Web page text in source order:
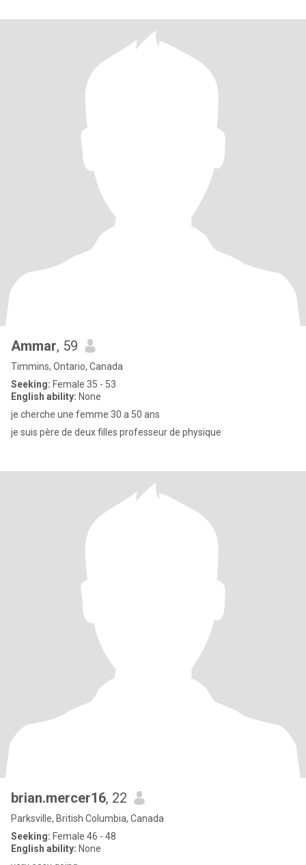
Ammar, 59
Timmins, Ontario, Canada
Seeking: Female 35 - 53
English ability: None
je cherche une femme 30 a 50 ans
je suis père de deux filles professeur de physique
brian.mercer16, 22
Parksville, British Columbia, Canada
Seeking: Female 46 - 48
English ability: None